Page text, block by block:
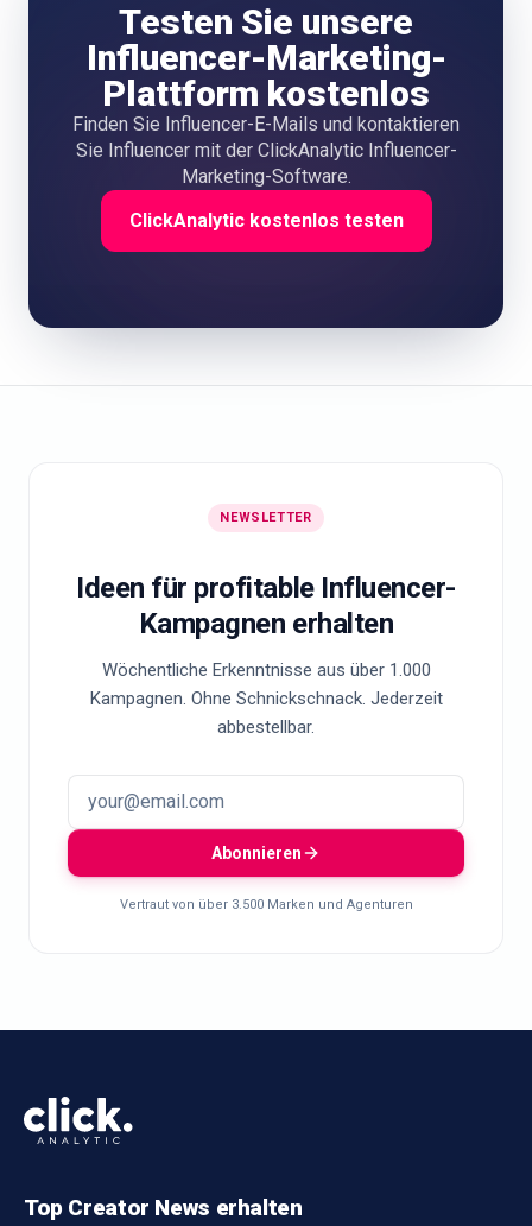
Testen Sie unsere
Influencer-Marketing-
Plattform kostenlos
Finden Sie Influencer-E-Mails und kontaktieren
Sie Influencer mit der ClickAnalytic Influencer-
Marketing-Software.
ClickAnalytic kostenlos testen
NEWSLETTER
Ideen für profitable Influencer-
Kampagnen erhalten
Wöchentliche Erkenntnisse aus über 1.000
Kampagnen. Ohne Schnickschnack. Jederzeit
abbestellbar.
Abonnieren
Vertraut von über 3.500 Marken und Agenturen
Top Creator News erhalten